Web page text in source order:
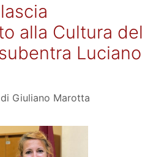
alla Cultura del
Luciano
di Giuliano Marotta